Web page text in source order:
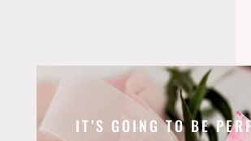
IT’S GOING TO BE